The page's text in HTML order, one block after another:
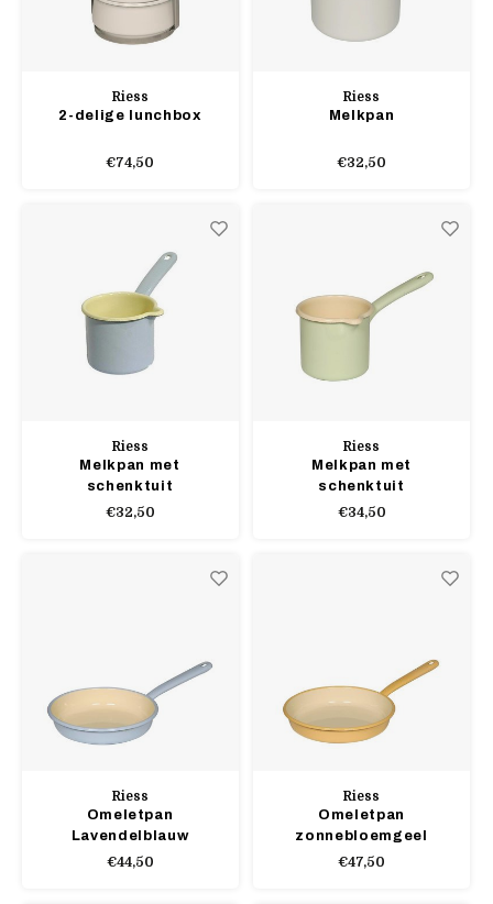
Riess
2-delige lunchbox
€74,50
Riess
Melkpan
€32,50
Riess
Melkpan met
schenktuit
lavendelblauw
€32,50
Riess
Melkpan met
schenktuit
Pastelgroen
€34,50
Riess
Omeletpan
Lavendelblauw
€44,50
Riess
Omeletpan
zonnebloemgeel
€47,50